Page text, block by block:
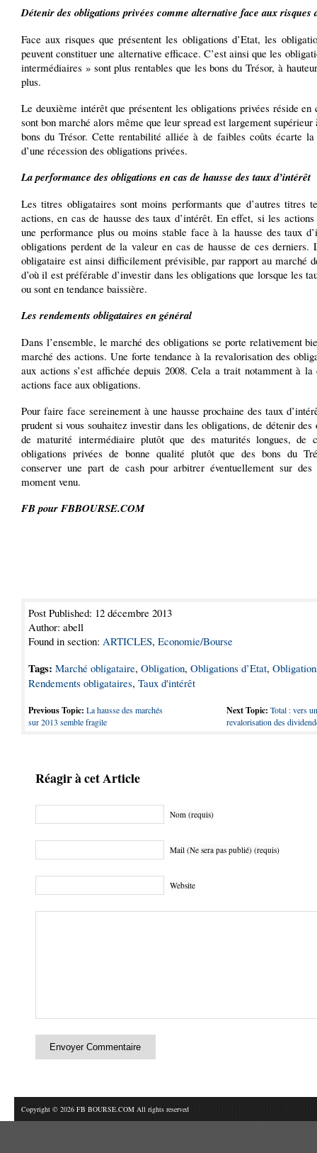
Détenir des obligations privées comme alternative face aux risques
Face aux risques que présentent les obligations d’Etat, les
peuvent constituer une alternative efficace. C’est ainsi que les
intermédiaires » sont plus rentables que les bons du Trésor, à
plus.
Le deuxième intérêt que présentent les obligations privées réside en
sont bon marché alors même que leur spread est largement supérieur
bons du Trésor. Cette rentabilité alliée à de faibles coûts écarte
d’une récession des obligations privées.
La performance des obligations en cas de hausse des taux d’intérêt
Les titres obligataires sont moins performants que d’autres titres
actions, en cas de hausse des taux d’intérêt. En effet, si les actions
une performance plus ou moins stable face à la hausse des taux
obligations perdent de la valeur en cas de hausse de ces derniers.
obligataire est ainsi difficilement prévisible, par rapport au marché
d’où il est préférable d’investir dans les obligations que lorsque les
ou sont en tendance baissière.
Les rendements obligataires en général
Dans l’ensemble, le marché des obligations se porte relativement
marché des actions. Une forte tendance à la revalorisation des
aux actions s’est affichée depuis 2008. Cela a trait notamment à la
actions face aux obligations.
Pour faire face sereinement à une hausse prochaine des taux
prudent si vous souhaitez investir dans les obligations, de détenir des
de maturité intermédiaire plutôt que des maturités longues, de
obligations privées de bonne qualité plutôt que des bons du
conserver une part de cash pour arbitrer éventuellement sur
moment venu.
FB pour FBBOURSE.COM
Post Published: 12 décembre 2013
Author: abell
Found in section: ARTICLES, Economie/Bourse
Tags: Marché obligataire, Obligation, Obligations d’Etat,
Rendements obligataires, Taux d'intérêt
Previous Topic: La hausse des marchés
sur 2013 semble fragile
Next Topic: Total : vers
revalorisation des
Réagir à cet Article
Nom (requis)
Mail (Ne sera pas publié) (requis)
Website
Copyright © 2026 FB BOURSE.COM All rights reserved